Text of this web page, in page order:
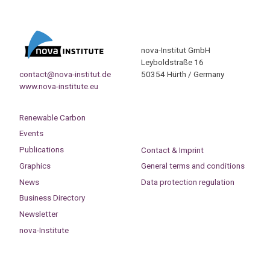
contact@nova-institut.de
www.nova-institute.eu
nova-Institut GmbH
Leyboldstraße 16
50354 Hürth / Germany
Renewable Carbon
Events
Publications
Graphics
News
Business Directory
Newsletter
nova-Institute
Contact & Imprint
General terms and conditions
Data protection regulation